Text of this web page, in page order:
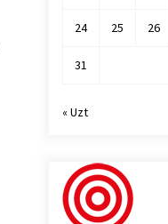
24 25 26
31
« Uzt